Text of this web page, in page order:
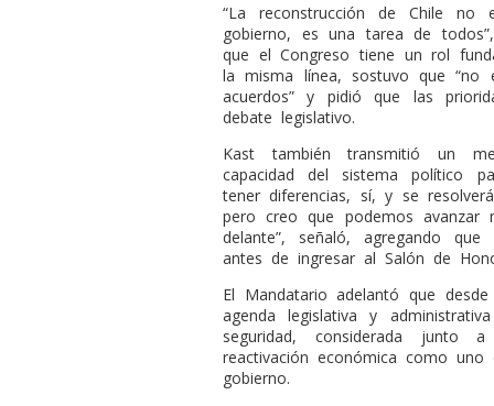
“La reconstrucción de Chile
gobierno, es una tarea de
que el Congreso tiene un rol
la misma línea, sostuvo que “no
acuerdos” y pidió que las
debate legislativo.
Kast también transmitió un
capacidad del sistema político
tener diferencias, sí, y se
pero creo que podemos
delante”, señaló, agregando
antes de ingresar al Salón de
El Mandatario adelantó que
agenda legislativa y
seguridad, considerada junto
reactivación económica como
gobierno.